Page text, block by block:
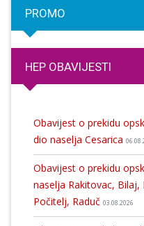
PROMO
HEP OBAVIJESTI
Obavijest o prekidu
dio naselja Cesarica
Obavijest o prekidu
naselja Rakitovac, Bilaj,
Počitelj, Raduč 03.08.2026